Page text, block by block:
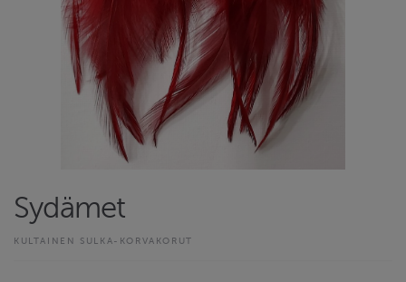
Sydämet
KULTAINEN SULKA-KORVAKORUT